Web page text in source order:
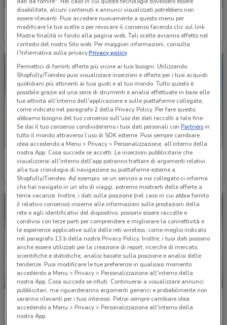
Conad
Scade il 16/08 1.8 km
Conad Superstore
Scade il 30/09 6.8 km
Conad Superstore
Scade il 16/08 6.8 km
Ferrarelle
Scade il 16/08 401 m
-3 GIORNI
Decò
Scade lunedì
-3 GIORNI
SuperConveniente
disabilitate, alcuni contenuti e annunci visualizzati potrebbero non
essere rilevanti. Puoi accedere nuovamente a questo menu per
modificare le tue scelte o per revocare il consenso facendo clic sul link
Mostra finalità in fondo alla pagina web. Tali scelte avranno effetto nel
contesto del nostro Sito web. Per maggiori informazioni, consulta
l'Informativa sulla privacy.Privacy policy
Permettici di fornirti offerte più vicine ai tuoi bisogni: Utilizzando
Shopfully/Tiendeo puoi visualizzare inserzioni e offerte per i tuoi acquisti
quotidiani più attinenti ai tuoi gusti e al tuo mondo. Tutto questo è
possibile grazie ad una serie di strumenti e analisi effettuate in base alle
tue attività all'interno dell'applicazione e sulle piattaforme collegate,
come indicato nel paragrafo 2 della Privacy Policy. Per fare questo,
abbiamo bisogno del tuo consenso sull'uso dei dati raccolti a tale fine.
Se dai il tuo consenso condivideremo i tuoi dati personali conPartnersin
tutto il mondo attraverso l’uso di SDK esterne. Puoi sempre cambiare
idea accedendo a Menu > Privacy > Personalizzazione, all’interno della
nostra App. Cosa succede se accetti: Le inserzioni pubblicitarie che
visualizzerai all'interno dell’app potranno trattare di argomenti relativi
alla tua cronologia di navigazione su piattaforme esterne a
Shopfully/Tiendeo. Ad esempio, se un servizio a noi collegato ci informa
che hai navigato in un sito di viaggi, potremo mostrarti delle offerte a
tema vacanze. Inoltre, i dati sulla posizione (nel caso in cui abbia fornito
il relativo consenso) insieme alle informazioni sulle prestazioni della
rete e agli identificativi del dispositivo, possono essere raccolte e
condivisi con terze parti per comprendere e migliorare la connettività e
le esperienze applicative sulle delle reti wireless, come meglio indicato
nel paragrafo 13.b della nostra Privacy Policy. Inoltre, i tuoi dati possono
anche essere utilizzati per la creazione di report, ricerche di mercato,
scientifiche e statistiche, analisi basate sulla posizione e analisi delle
tendenze. Puoi modificare le tue preferenze in qualsiasi momento
accedendo a Menu > Privacy > Personalizzazione all'interno della
nostra App. Cosa succede se rifiuti: Continuerai a visualizzare annunci
pubblicitari, ma riguarderanno argomenti generici e probabilmente non
saranno rilevanti per i tuoi interessi. Potrai sempre cambiare idea
accedendo a Menu > Privacy > Personalizzazione all'interno della
nostra App.